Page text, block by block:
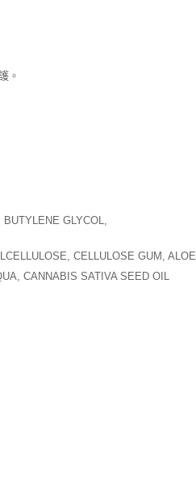
。
GLYCOL,
CELLULOSE GUM, ALOE
CANNABIS SATIVA SEED OIL